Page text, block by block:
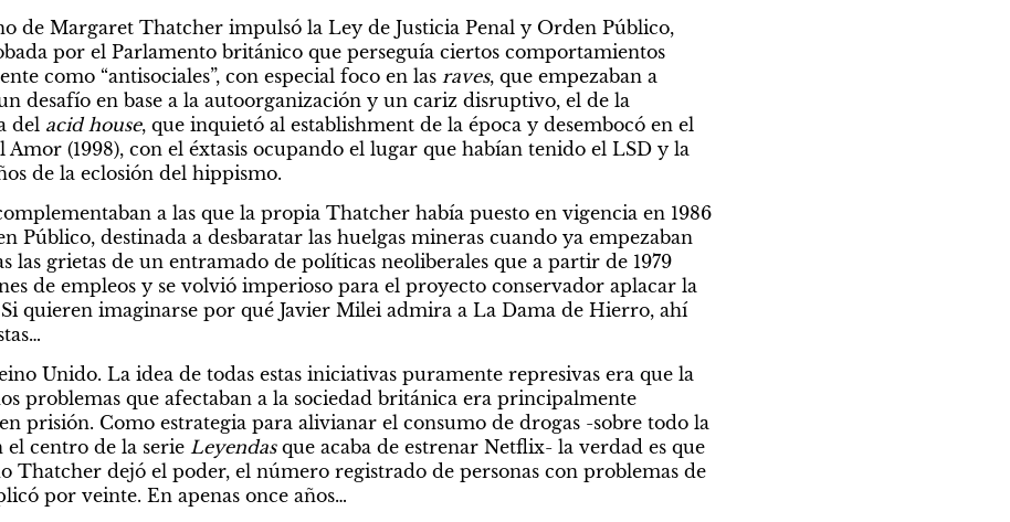
de Margaret Thatcher impulsó la Ley de Justicia Penal y Orden Público,
por el Parlamento británico que perseguía ciertos comportamientos
como “antisociales”, con especial foco en las raves, que empezaban a
desafío en base a la autoorganización y un cariz disruptivo, el de la
del acid house, que inquietó al establishment de la época y desembocó en el
Amor (1998), con el éxtasis ocupando el lugar que habían tenido el LSD y la
de la eclosión del hippismo.
a las que la propia Thatcher había puesto en vigencia en 1986
Público, destinada a desbaratar las huelgas mineras cuando ya empezaban
las grietas de un entramado de políticas neoliberales que a partir de 1979
de empleos y se volvió imperioso para el proyecto conservador aplacar la
quieren imaginarse por qué Javier Milei admira a La Dama de Hierro, ahí
Unido. La idea de todas estas iniciativas puramente represivas era que la
problemas que afectaban a la sociedad británica era principalmente
prisión. Como estrategia para alivianar el consumo de drogas -sobre todo la
el centro de la serie Leyendas que acaba de estrenar Netflix- la verdad es que
Thatcher dejó el poder, el número registrado de personas con problemas de
por veinte. En apenas once años…